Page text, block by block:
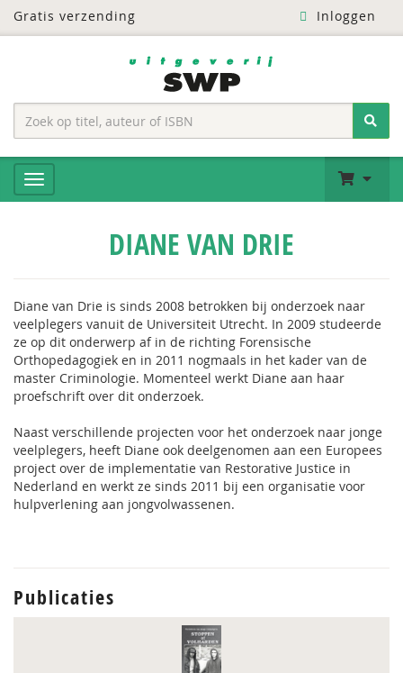
Gratis verzending Inloggen
DIANE VAN DRIE
Diane van Drie is sinds 2008 betrokken bij onderzoek naar
veelplegers vanuit de Universiteit Utrecht. In 2009 studeerde
ze op dit onderwerp af in de richting Forensische
Orthopedagogiek en in 2011 nogmaals in het kader van de
master Criminologie. Momenteel werkt Diane aan haar
proefschrift over dit onderzoek.
Naast verschillende projecten voor het onderzoek naar jonge
veelplegers, heeft Diane ook deelgenomen aan een Europees
project over de implementatie van Restorative Justice in
Nederland en werkt ze sinds 2011 bij een organisatie voor
hulpverlening aan jongvolwassenen.
Publicaties